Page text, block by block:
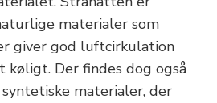
materialer som
giver god luftcirkulation
køligt. Der findes dog også
materialer, der